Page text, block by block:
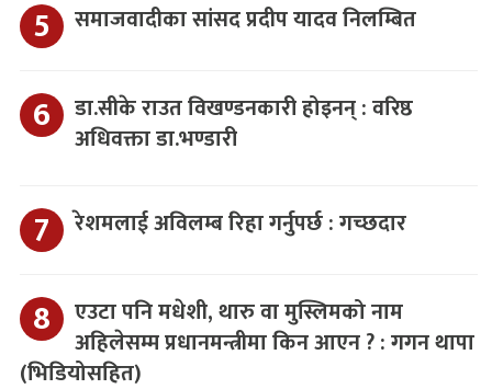
समाजवादीका सांसद प्रदीप यादव निलम्बित
डा.सीके राउत विखण्डनकारी होइनन् : वरिष्ठ
अधिवक्ता डा.भण्डारी
रेशमलाई अविलम्ब रिहा गर्नुपर्छ : गच्छदार
एउटा पनि मधेशी, थारु वा मुस्लिमको नाम
अहिलेसम्म प्रधानमन्त्रीमा किन आएन ? : गगन थापा
(भिडियोसहित)